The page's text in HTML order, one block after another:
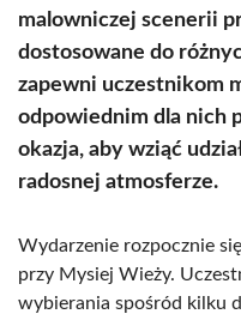
malowniczej scenerii
dostosowane do
zapewni uczestnikom
odpowiednim dla nich
okazja, aby wziąć
radosnej atmosferze.
Wydarzenie rozpocznie
przy Mysiej Wieży.
wybierania spośród kilku